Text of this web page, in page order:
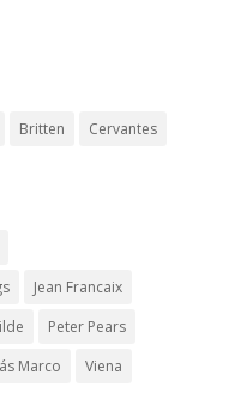
Britten
Cervantes
Jean Francaix
Peter Pears
Marco Viena